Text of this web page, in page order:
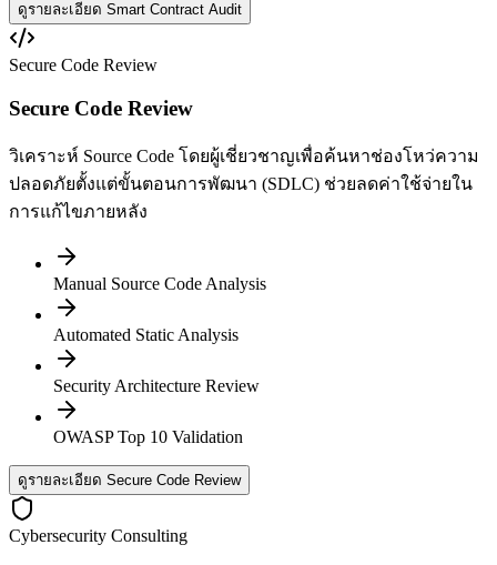
ดูรายละเอียด Smart Contract Audit
Secure Code Review
Secure Code Review
วิเคราะห์ Source Code โดยผู้เชี่ยวชาญเพื่อค้นหาช่องโหว่ความ
ปลอดภัยตั้งแต่ขั้นตอนการพัฒนา (SDLC) ช่วยลดค่าใช้จ่ายใน
การแก้ไขภายหลัง
Manual Source Code Analysis
Automated Static Analysis
Security Architecture Review
OWASP Top 10 Validation
ดูรายละเอียด Secure Code Review
Cybersecurity Consulting